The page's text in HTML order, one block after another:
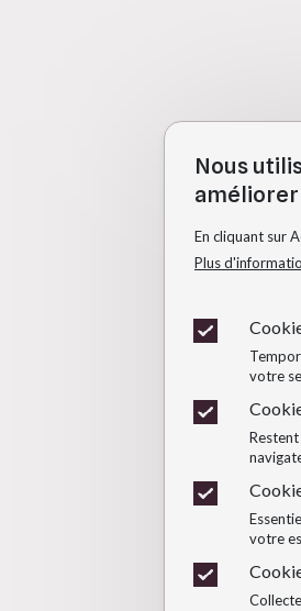
Nous
En cliquant sur
Plus
votre
votre